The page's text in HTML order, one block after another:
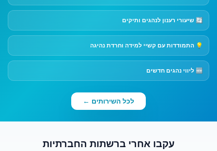
🔄 שיעורי רענון לנהגים ותיקים
💡 התמודדות עם קשיי למידה וחרדת נהיגה
🆕 ליווי נהגים חדשים
לכל השירותים ←
עקבו אחרי ברשתות החברתיות